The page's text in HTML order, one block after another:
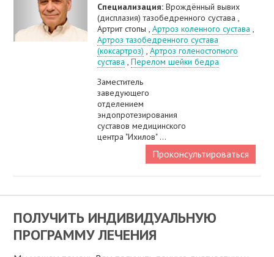
Специализация:Врождённый вывих
(дисплазия) тазобедренного сустава ,
Артрит стопы ,Артроз коленного сустава ,
Артроз тазобедренного сустава
(коксартроз) ,Артроз голеностопного
сустава ,Перелом шейки бедра
Заместитель
заведующего
отделением
эндопротезирования
суставов медицинского
центра "Ихилов" ...
Проконсультироваться
ПОЛУЧИТЬ ИНДИВИДУАЛЬНУЮ
ПРОГРАММУ ЛЕЧЕНИЯ